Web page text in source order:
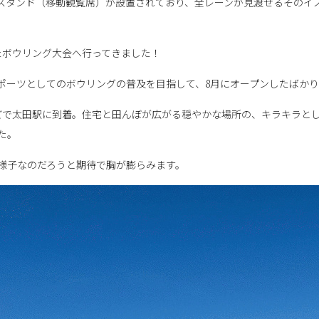
ウリング大会へ行ってきました！
ツとしてのボウリングの普及を目指して、8月にオープンしたばか
太田駅に到着。住宅と田んぼが広がる穏やかな場所の、キラキラと
なのだろうと期待で胸が膨らみます。